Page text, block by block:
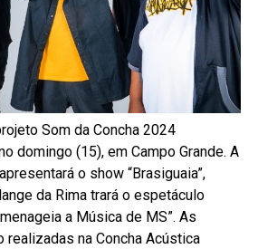
Som da Concha 2024
domingo (15), em Campo Grande. A
o show “Brasiguaia”,
da Rima trará o espetáculo
a Música de MS”. As
na Concha Acústica